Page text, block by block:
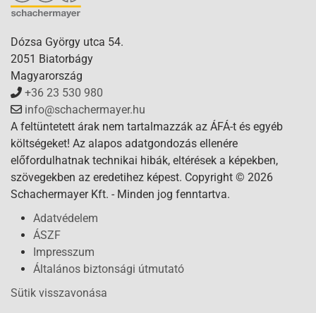
Dózsa György utca 54.
2051 Biatorbágy
Magyarország
+36 23 530 980
info@schachermayer.hu
A feltüntetett árak nem tartalmazzák az ÁFÁ-t és egyéb
költségeket! Az alapos adatgondozás ellenére
előfordulhatnak technikai hibák, eltérések a képekben,
szövegekben az eredetihez képest. Copyright © 2026
Schachermayer Kft. - Minden jog fenntartva.
Adatvédelem
ÁSZF
Impresszum
Általános biztonsági útmutató
Sütik visszavonása